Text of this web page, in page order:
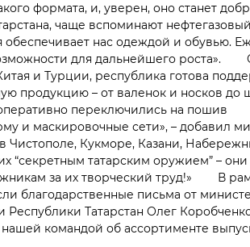
формата, и, уверен, оно станет
чаще вспоминают
нас одеждой и обувью.
для дальнейшего роста».
и Турции, республика готова
продукцию – от валенок и носков до
переключились на пошив
и маскировочные сети», – добавил
Чистополе, Кукморе, Казани,
“секретным татарским оружием” – они
за их творческий труд!» В
благодарственные письма от
Татарстан Олег
командой об ассортименте